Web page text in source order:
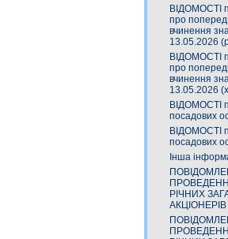
ВІДОМОСТІ
про
вчинення
13.05.2026
ВІДОМОСТІ
про
вчинення
13.05.2026
ВІДОМОСТІ
посадових
ВІДОМОСТІ
посадових
Інша
РІЧНИХ
АКЦІОНЕРІВ